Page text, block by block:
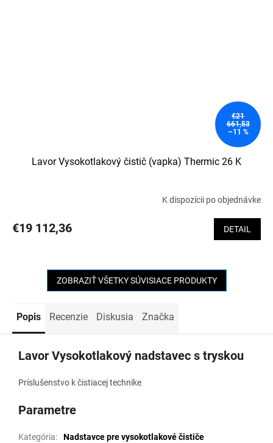
€21
661,53
–11 %
Lavor Vysokotlakový čistič (vapka) Thermic 26 K
K dispozícii po objednávke
€19 112,36 DETAIL
ZOBRAZIŤ VŠETKY SÚVISIACE PRODUKTY
Popis Recenzie Diskusia Značka
Lavor Vysokotlakový nadstavec s tryskou
Príslušenstvo k čistiacej technike
Parametre
Kategória: Nadstavce pre vysokotlakové čističe